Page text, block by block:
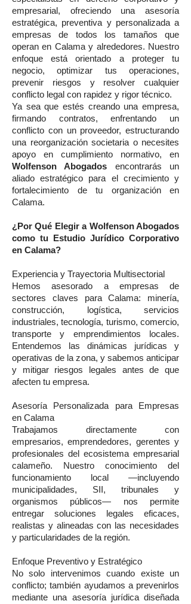
empresarial, ofreciendo una asesoría
estratégica, preventiva y personalizada a
empresas de todos los tamaños que
operan en Calama y alrededores. Nuestro
enfoque está orientado a proteger tu
negocio, optimizar tus operaciones,
prevenir riesgos y resolver cualquier
conflicto legal con rapidez y rigor técnico.
Ya sea que estés creando una empresa,
firmando contratos, enfrentando un
conflicto con un proveedor, estructurando
una reorganización societaria o necesites
apoyo en cumplimiento normativo, en
Wolfenson Abogados encontrarás un
aliado estratégico para el crecimiento y
fortalecimiento de tu organización en
Calama.
¿Por Qué Elegir a Wolfenson Abogados
como tu Estudio Jurídico Corporativo
en Calama?
Experiencia y Trayectoria Multisectorial
Hemos asesorado a empresas de
sectores claves para Calama: minería,
construcción, logística, servicios
industriales, tecnología, turismo, comercio,
transporte y emprendimientos locales.
Entendemos las dinámicas jurídicas y
operativas de la zona, y sabemos anticipar
y mitigar riesgos legales antes de que
afecten tu empresa.
Asesoría Personalizada para Empresas
en Calama
Trabajamos directamente con
empresarios, emprendedores, gerentes y
profesionales del ecosistema empresarial
calameño. Nuestro conocimiento del
funcionamiento local —incluyendo
municipalidades, SII, tribunales y
organismos públicos— nos permite
entregar soluciones legales eficaces,
realistas y alineadas con las necesidades
y particularidades de la región.
Enfoque Preventivo y Estratégico
No solo intervenimos cuando existe un
conflicto; también ayudamos a prevenirlos
mediante una asesoría jurídica diseñada